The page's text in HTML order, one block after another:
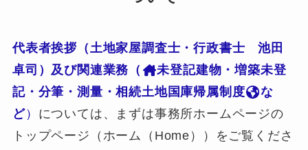
代表者挨拶（土地家屋調査士・行政書士 池田
卓司）及び関連業務（
未登記建物・増築未登
記・分筆・測量・相続土地国庫帰属制度
な
ど） については、まずは事務所ホームページの
トップページ（ホーム（Home））をご覧くださ